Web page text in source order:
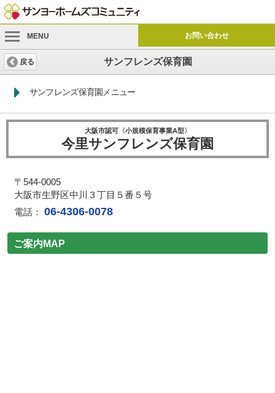
お問い合わせ
MENU
戻る サンフレンズ保育園
サンフレンズ保育園メニュー
大阪市認可〈小規模保育事業A型〉
今里サンフレンズ保育園
〒544-0005
大阪市生野区中川３丁目５番５号
電話： 06-4306-0078
ご案内MAP